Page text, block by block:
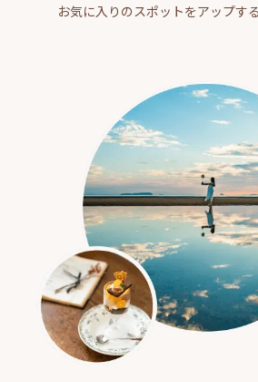
お気に入りのスポットをアップす